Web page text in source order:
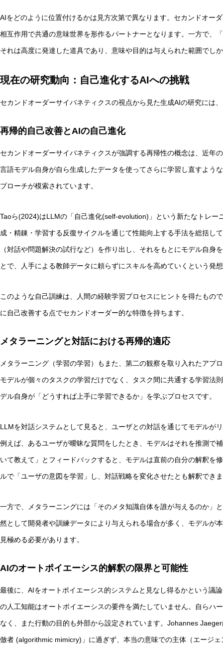
AIをどのように位置付けるかは見方次第で異なります。セカンドオー
相互作用で共通の意味世界を形作るパートナーとなります。一方で、
それは高度に発達した道具であり、意味や目的は与えられた範囲でし
現在の研究動向：自己進化するAIへの挑戦
セカンドオーダーサイバネティクスの視点から見た生成AIの研究には
再帰的自己改善とAIの自己進化
セカンドオーダーサイバネティクスが強調する再帰性の概念は、近年
言語モデル自身が自ら生成したデータを使ってさらに学習し直すよう
プローチが模索されています。
Taoら(2024)はLLMの「自己進化(self-evolution)」という新たなトレー
成・精錬・学習する反復サイクルを通じて性能向上する手法を総括し
（対話や問題解決の試行など）を作り出し、それをもとにモデル自
とで、人手による教師データに頼らずにスキルを高めていくという発
このような自己訓練は、人間の経験学習プロセスにヒントを得たもの
に自己改善する点でセカンドオーダー的な特徴を持ちます。
メタラーニングと対話における再帰的適応
メタラーニング（学習の学習）もまた、第二の観察を取り入れたアプ
モデルが個々のタスクの学習だけでなく、タスク間に共通する学習法
デル自身が「どうすれば上手に学習できるか」を学ぶプロセスです。
LLMを対話システムとして見ると、ユーザとの対話を通じてモデルが
例えば、あるユーザが曖昧な質問をしたとき、モデルはそれを推測で
いて教えて」とフィードバックすると、モデルは直前の自分の解釈を
ルで「ユーザの意図を学習」し、対話戦略を変化させたとも解釈でき
一方で、メタラーニングには「そのメタ知識自体を誰が与えるのか」
然として開発者や訓練データにより与えられる場合が多く、モデルが
見極める必要があります。
AIのオートポイエーシス的解釈の限界と可能性
最後に、AIをオートポイエーシス的システムと見なし得るかという議
の人工知能はオートポイエーシスの要件を満たしていません。自らハ
なく、また行動の目的も外部から設定されています。Johannes
倣者 (algorithmic mimicry)」に過ぎず、本当の意味での主体（エージ